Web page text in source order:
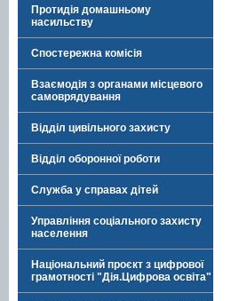
Протидія домашньому
насильству
Спостережна комісія
Взаємодія з органами місцевого
самоврядування
Відділ цивільного захисту
Відділ оборонної роботи
Служба у справах дітей
Управління соціального захисту
населення
Національний проєкт з цифрової
грамотності "Дія.Цифрова освіта"